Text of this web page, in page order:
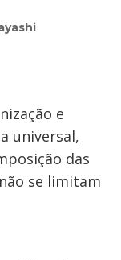
e
universal,
das
se limitam